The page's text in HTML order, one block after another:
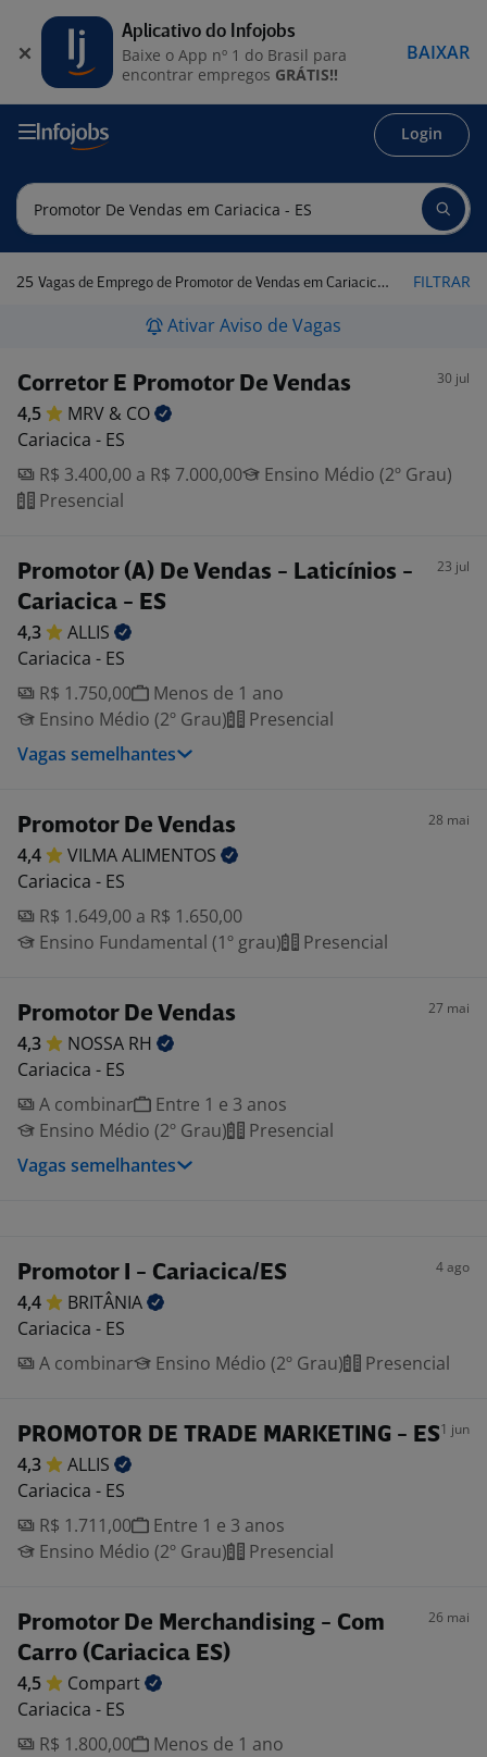
Login
25 Vagas de Emprego de Promotor de Vendas em Cariacica - ES FILTRAR
Ativar Aviso de Vagas
Corretor E Promotor De Vendas 30 jul
4,5 MRV & CO
Cariacica - ES
R$ 3.400,00 a R$ 7.000,00
Ensino Médio (2º Grau)
Presencial
Promotor (A) De Vendas - Laticínios -
Cariacica - ES
23 jul
4,3
ALLIS
Cariacica - ES
R$ 1.750,00
Menos de 1 ano
Ensino Médio (2º Grau)
Presencial
Vagas semelhantes
Promotor De Vendas 28 mai
4,4 VILMAALIMENTOS
Cariacica - ES
R$ 1.649,00 a R$ 1.650,00
Ensino Fundamental (1º grau)
Presencial
Promotor De Vendas 27 mai
4,3 NOSSA RH
Cariacica - ES
A combinar
Entre 1 e 3 anos
Ensino Médio (2º Grau)
Presencial
Vagas semelhantes
Promotor I - Cariacica/ES 4 ago
4,4
BRITÂNIA
Cariacica - ES
A combinar
Ensino Médio (2º Grau) Presencial
PROMOTOR DE TRADE MARKETING - ES1 jun
4,3
ALLIS
Cariacica - ES
R$ 1.711,00
Entre 1 e 3 anos
Ensino Médio (2º Grau)
Presencial
Promotor De Merchandising - Com
Carro (Cariacica ES)
26 mai
4,5
Compart
Cariacica - ES
R$ 1.800,00
Menos de 1 ano
Aplicativo do Infojobs
Baixe o App nº 1 do Brasil para
encontrar empregos GRÁTIS!!
BAIXAR